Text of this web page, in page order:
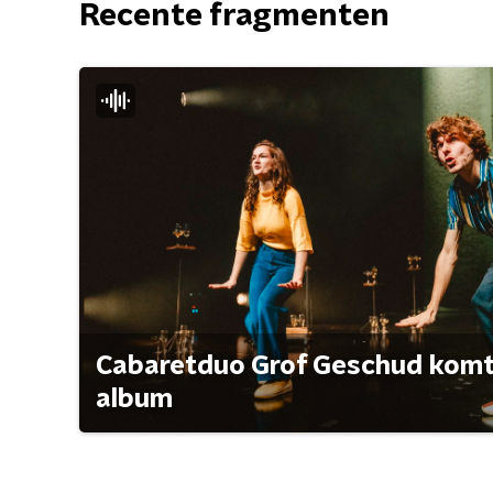
Recente fragmenten
Cabaretduo Grof Geschud
album